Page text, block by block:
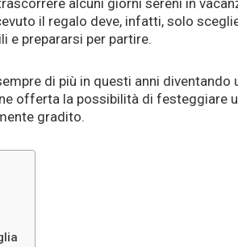
alcuni giorni sereni in
il regalo deve, infatti, solo
e prepararsi per partire.
di più in questi anni diventando
offerta la possibilità di festeggiare
gradito.